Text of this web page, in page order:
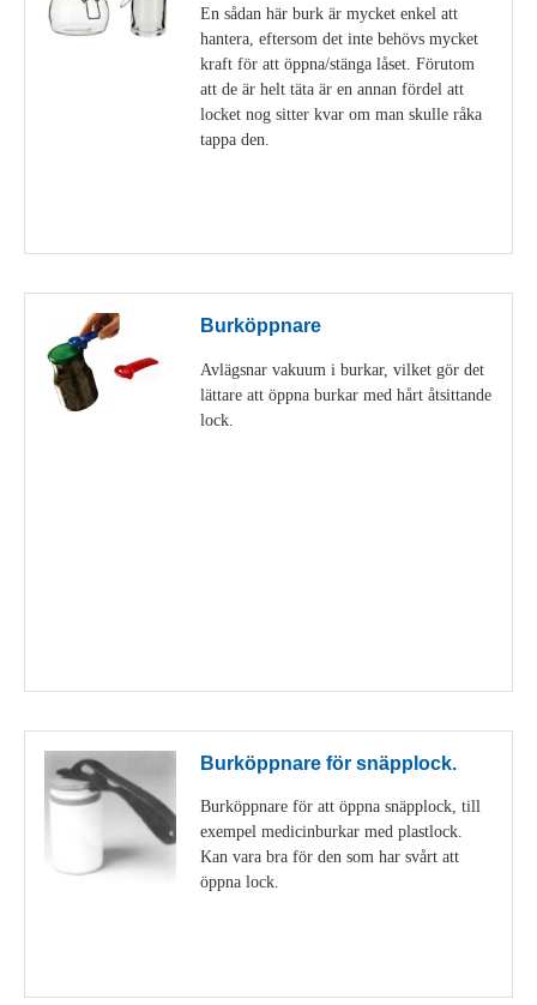
En sådan här burk är mycket enkel att
hantera, eftersom det inte behövs mycket
kraft för att öppna/stänga låset. Förutom
att de är helt täta är en annan fördel att
locket nog sitter kvar om man skulle råka
tappa den.
Burköppnare
Avlägsnar vakuum i burkar, vilket gör det
lättare att öppna burkar med hårt åtsittande
lock.
Burköppnare för snäpplock.
Burköppnare för att öppna snäpplock, till
exempel medicinburkar med plastlock.
Kan vara bra för den som har svårt att
öppna lock.